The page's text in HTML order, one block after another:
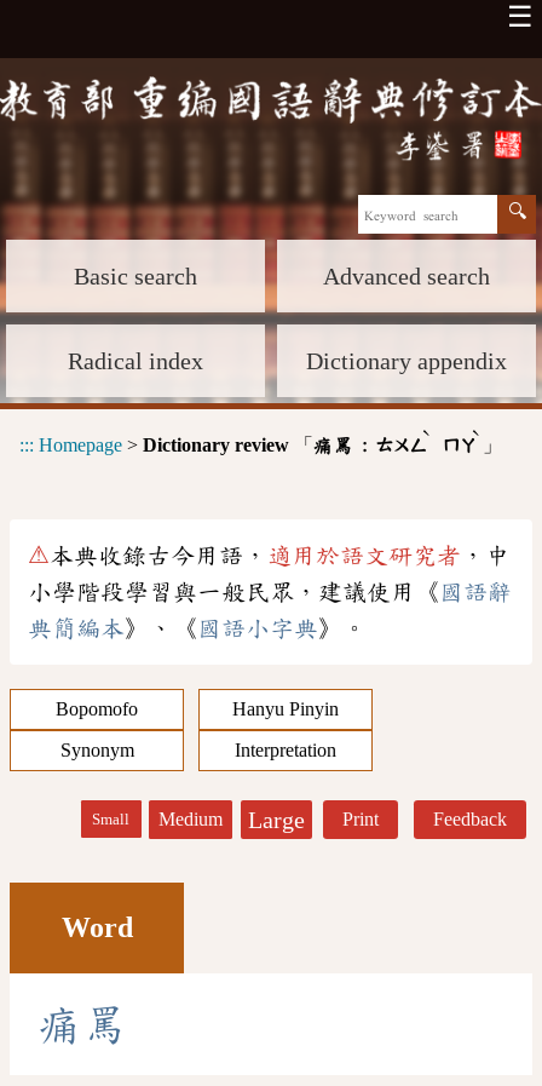
☰
Basic search Advanced search
Radical index Dictionary appendix
::: Homepage > Dictionary review 「 痛罵 : ㄊㄨㄥ
ˋ
ㄇㄚ
ˋ
」
⚠本典收錄古今用語， 適用於語文研究者 ，中
小學階段學習與一般民眾，建議使用《 國語辭
典簡編本》、《 國語小字典》。
Bopomofo
Hanyu Pinyin
Synonym
Interpretation
Small Medium Large Print Feedback
Word
痛 罵